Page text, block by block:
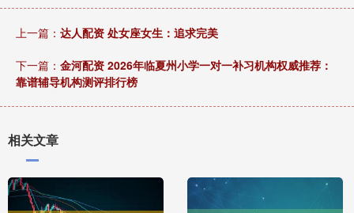
上一篇： 达人配资 处女座女生：追求完美
下一篇： 金河配资 2026年临夏州小学一对一补习机构权威推荐：
靠谱辅导机构测评排行榜
相关文章